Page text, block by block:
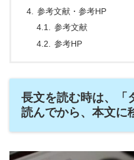
参考文献・参考HP
参考文献
参考HP
長文を読む時は、「
読んでから、本文に